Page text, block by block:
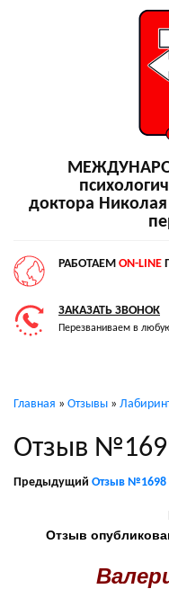
доктора
РАБОТАЕМ ON-LINE
ЗАКАЗАТЬ ЗВОНОК
Перезваниваем в
Главная » Отзывы »
Отзыв
Предыдущий Отзыв №1698
Отзыв